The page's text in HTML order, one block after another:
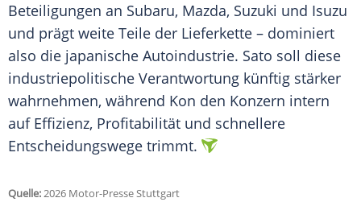
Beteiligungen an Subaru, Mazda, Suzuki und Isuzu
und prägt weite Teile der Lieferkette – dominiert
also die japanische Autoindustrie. Sato soll diese
industriepolitische Verantwortung künftig stärker
wahrnehmen, während Kon den Konzern intern
auf Effizienz, Profitabilität und schnellere
Entscheidungswege trimmt.
Quelle:2026 Motor-Presse Stuttgart